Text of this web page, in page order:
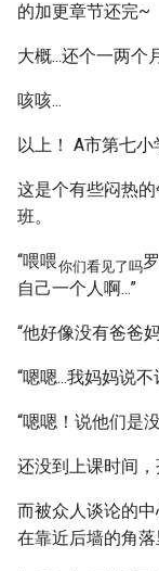
的加更章节还完~
大概...还个一两个
咳咳...
以上！ A市第七小
这是个有些闷热
班。
“喂喂你们看见了吗
自己一个人啊...”
“他好像没有爸爸
“嗯嗯...我妈妈说
“嗯嗯！说他们是
还没到上课时间，
而被众人谈论的
在靠近后墙的角